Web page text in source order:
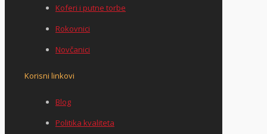
Koferi i putne torbe
Rokovnici
Novčanici
Korisni linkovi
Blog
Politika kvaliteta